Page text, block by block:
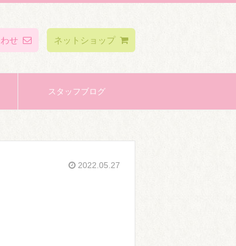
せ ネットショップ
スタッフブログ
2022.05.27